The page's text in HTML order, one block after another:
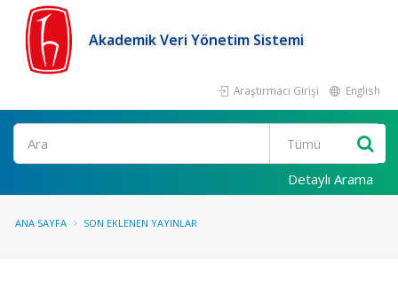
Akademik Veri Yönetim Sistemi
Araştırmacı Girişi English
Ara
Detaylı Arama
ANA SAYFA SON EKLENEN YAYINLAR